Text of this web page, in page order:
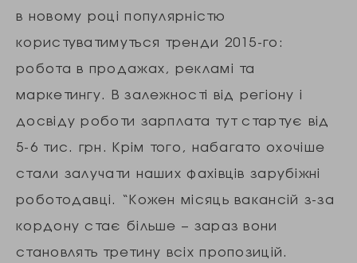
в новому році популярністю
користуватимуться тренди 2015-го:
робота в продажах, рекламі та
маркетингу. В залежності від регіону і
досвіду роботи зарплата тут стартує від
5-6 тис. грн. Крім того, набагато охочіше
стали залучати наших фахівців зарубіжні
роботодавці. “Кожен місяць вакансій з-за
кордону стає більше – зараз вони
становлять третину всіх пропозицій.